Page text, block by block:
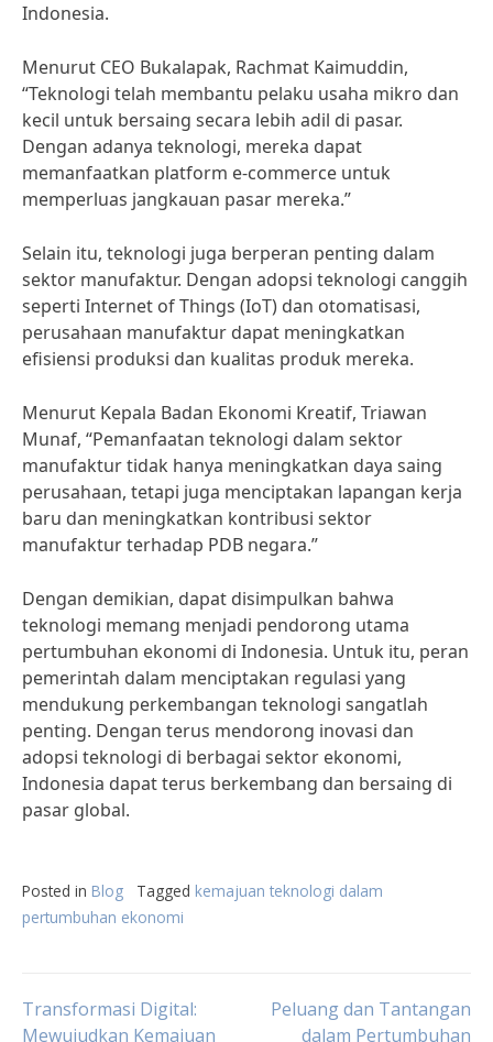
Indonesia.
Menurut CEO Bukalapak, Rachmat Kaimuddin,
“Teknologi telah membantu pelaku usaha mikro dan
kecil untuk bersaing secara lebih adil di pasar.
Dengan adanya teknologi, mereka dapat
memanfaatkan platform e-commerce untuk
memperluas jangkauan pasar mereka.”
Selain itu, teknologi juga berperan penting dalam
sektor manufaktur. Dengan adopsi teknologi canggih
seperti Internet of Things (IoT) dan otomatisasi,
perusahaan manufaktur dapat meningkatkan
efisiensi produksi dan kualitas produk mereka.
Menurut Kepala Badan Ekonomi Kreatif, Triawan
Munaf, “Pemanfaatan teknologi dalam sektor
manufaktur tidak hanya meningkatkan daya saing
perusahaan, tetapi juga menciptakan lapangan kerja
baru dan meningkatkan kontribusi sektor
manufaktur terhadap PDB negara.”
Dengan demikian, dapat disimpulkan bahwa
teknologi memang menjadi pendorong utama
pertumbuhan ekonomi di Indonesia. Untuk itu, peran
pemerintah dalam menciptakan regulasi yang
mendukung perkembangan teknologi sangatlah
penting. Dengan terus mendorong inovasi dan
adopsi teknologi di berbagai sektor ekonomi,
Indonesia dapat terus berkembang dan bersaing di
pasar global.
Posted in Blog Tagged kemajuan teknologi dalam
pertumbuhan ekonomi
Post
Transformasi Digital:
Mewujudkan Kemajuan
Peluang dan Tantangan
dalam Pertumbuhan